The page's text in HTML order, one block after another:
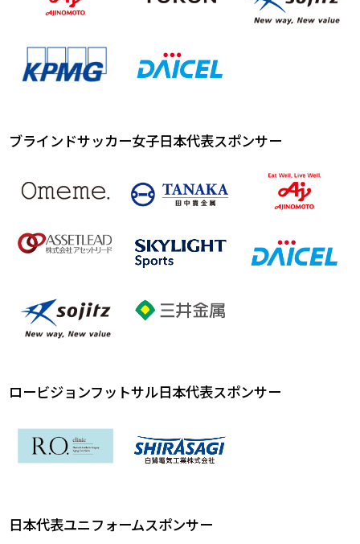
ブラインドサッカー女子日本代表スポンサー
ロービジョンフットサル日本代表スポンサー
日本代表ユニフォームスポンサー